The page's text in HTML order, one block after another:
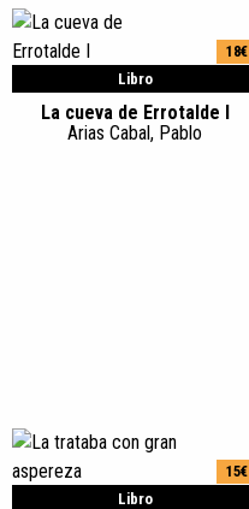
Libro
18€
La cueva de Errotalde I
Arias Cabal, Pablo
Libro
15€